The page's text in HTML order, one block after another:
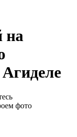
на
фото